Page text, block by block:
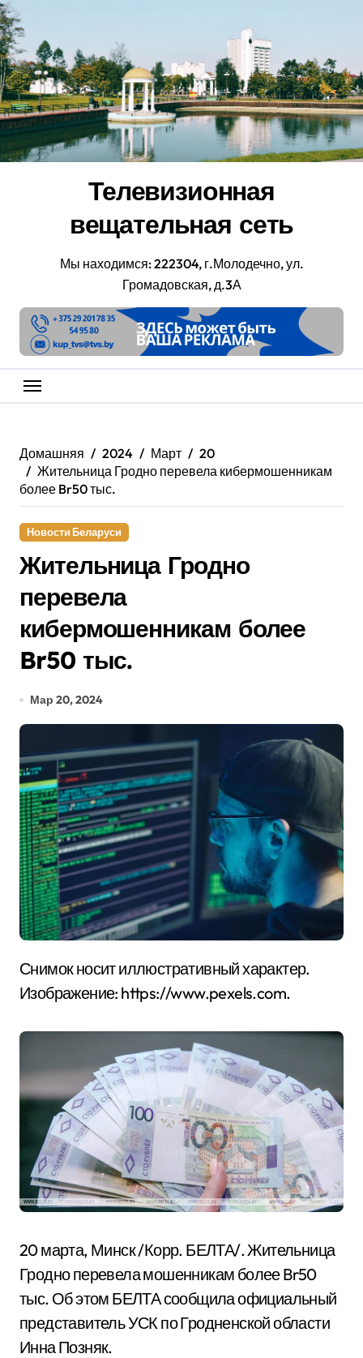
Перейти
к
содержанию
Телевизионная
вещательная сеть
Мы находимся: 222304, г.Молодечно, ул.
Громадовская, д.3А
Домашняя 2024 Март
20
Жительница Гродно перевела кибермошенникам
более Br50 тыс.
Новости Беларуси
Жительница Гродно
перевела
кибермошенникам более
Br50 тыс.
Мар 20, 2024
Снимок носит иллюстративный характер.
Изображение: https://www.pexels.com.
20 марта, Минск /Корр. БЕЛТА/. Жительница
Гродно перевела мошенникам более Br50
тыс. Об этом БЕЛТА сообщила официальный
представитель УСК по Гродненской области
Инна Позняк.